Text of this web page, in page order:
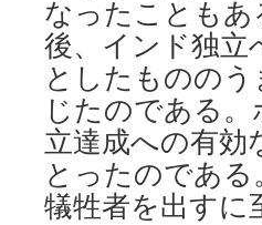
なったことも
後、インド独
としたものの
じたのである
立達成への有効
とったのであ
犠牲者を出すに